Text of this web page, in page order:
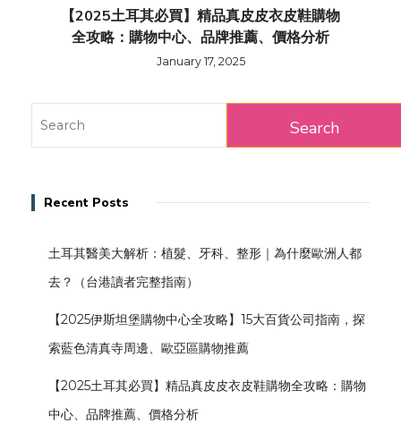
【2025土耳其必買】精品真皮皮衣皮鞋購物
全攻略：購物中心、品牌推薦、價格分析
January 17, 2025
Recent Posts
土耳其醫美大解析：植髮、牙科、整形｜為什麼歐洲人都
去？（台港讀者完整指南）
【2025伊斯坦堡購物中心全攻略】15大百貨公司指南，探
索藍色清真寺周邊、歐亞區購物推薦
【2025土耳其必買】精品真皮皮衣皮鞋購物全攻略：購物
中心、品牌推薦、價格分析